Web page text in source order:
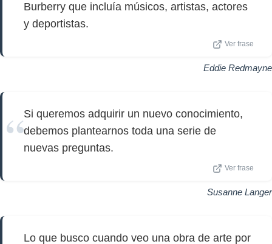
Burberry que incluía músicos, artistas, actores
y deportistas.
Ver frase
Eddie Redmayne
Si queremos adquirir un nuevo conocimiento,
debemos plantearnos toda una serie de
nuevas preguntas.
Ver frase
Susanne Langer
Lo que busco cuando veo una obra de arte por